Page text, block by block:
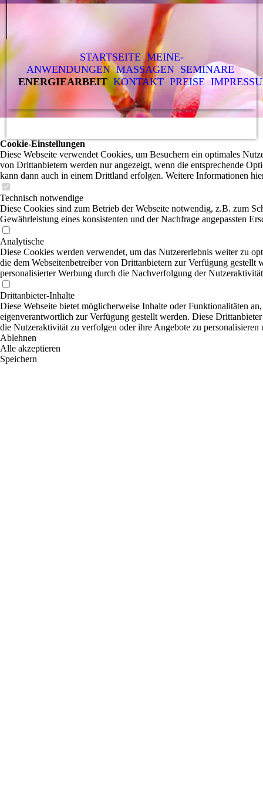
STARTSEITE MEINE-
ANWENDUNGEN MASSAGEN SEMINARE
ENERGIEARBEIT KONTAKT PREISE
Cookie-Einstellungen
Diese Webseite verwendet Cookies, um Besuchern ein optimales
von Drittanbietern werden nur angezeigt, wenn die entsprechende
kann dann auch in einem Drittland erfolgen. Weitere Informationen
Technisch notwendige
Diese Cookies sind zum Betrieb der Webseite notwendig, z.B. zum
Gewährleistung eines konsistenten und der Nachfrage angepassten
Analytische
Diese Cookies werden verwendet, um das Nutzererlebnis weiter zu
die dem Webseitenbetreiber von Drittanbietern zur Verfügung gestellt
personalisierter Werbung durch die Nachverfolgung der
Drittanbieter-Inhalte
Diese Webseite bietet möglicherweise Inhalte oder Funktionalitäten
eigenverantwortlich zur Verfügung gestellt werden. Diese
die Nutzeraktivität zu verfolgen oder ihre Angebote zu personalisieren
Ablehnen
Alle akzeptieren
Speichern